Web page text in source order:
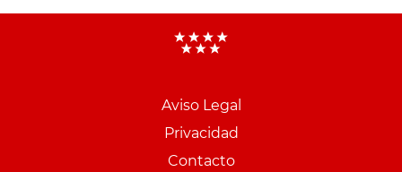
Aviso Legal
Privacidad
Contacto